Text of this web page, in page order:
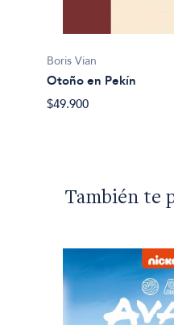
Boris Vian
Otoño en Pekín
$49.900
También te